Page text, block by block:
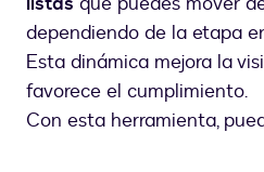
dependiendo de la etapa
Esta dinámica mejora la
favorece el cumplimiento.
Con esta herramienta,